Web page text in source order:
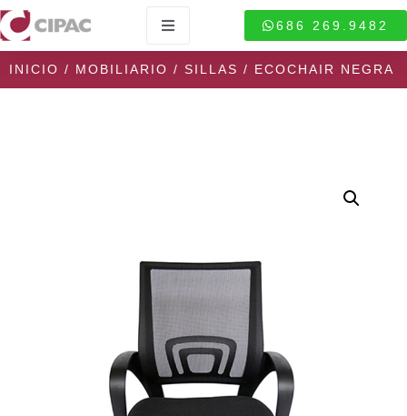
686 269.9482
INICIO / MOBILIARIO / SILLAS / ECOCHAIR NEGRA